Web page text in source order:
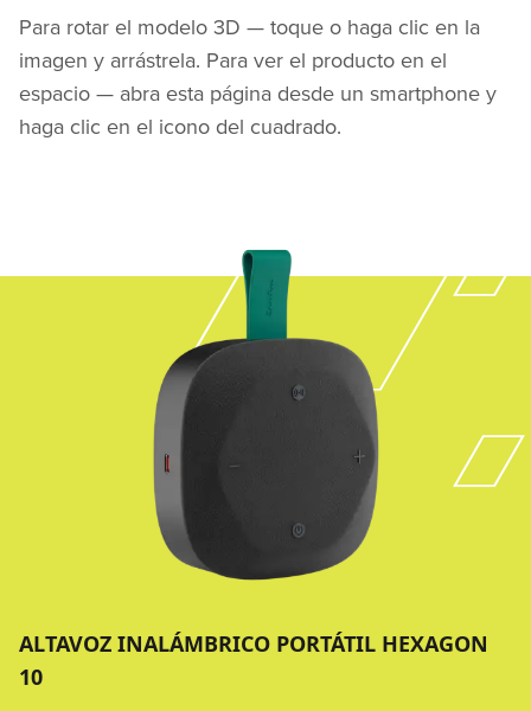
Para rotar el modelo 3D — toque o haga clic en la
imagen y arrástrela. Para ver el producto en el
espacio — abra esta página desde un smartphone y
haga clic en el icono del cuadrado.
ALTAVOZ INALÁMBRICO PORTÁTIL HEXAGON
10